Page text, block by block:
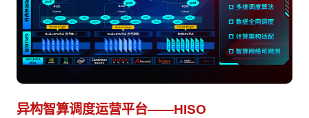
异构智算调度运营平台——HISO